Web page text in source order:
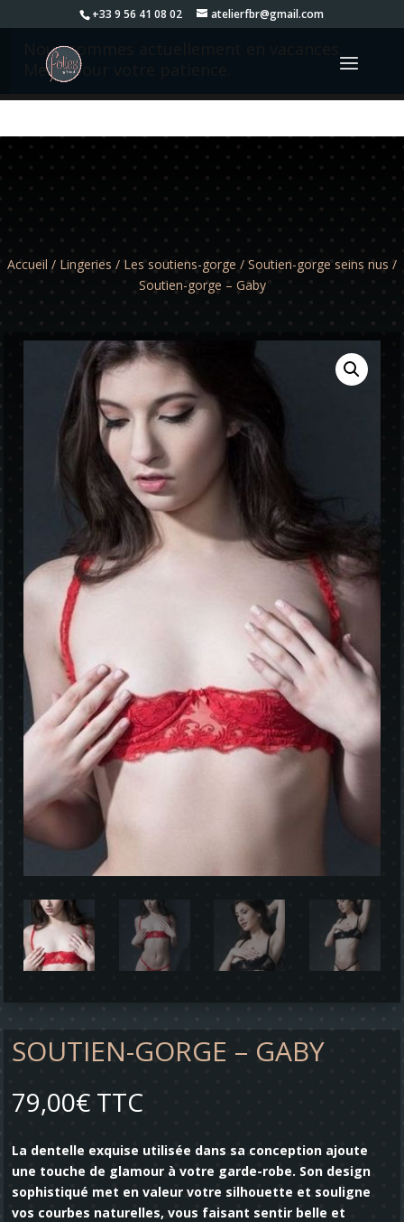
+33 9 56 41 08 02 atelierfbr@gmail.com
Nous sommes actuellement en vacances.
Merci pour votre patience.
Accueil / Lingeries / Les soutiens-gorge / Soutien-gorge seins nus /
Soutien-gorge – Gaby
SOUTIEN-GORGE – GABY
79,00€ TTC
La dentelle exquise utilisée dans sa conception ajoute
une touche de glamour à votre garde-robe. Son design
sophistiqué met en valeur votre silhouette et souligne
vos courbes naturelles, vous faisant sentir belle et